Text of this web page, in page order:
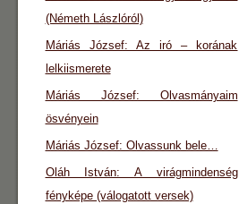
(Németh Lászlóról)
Máriás József: Az iró – korának
lelkiismerete
Máriás József: Olvasmányaim
ösvényein
Máriás József: Olvassunk bele…
Oláh István: A virágmindenség
fényképe (válogatott versek)